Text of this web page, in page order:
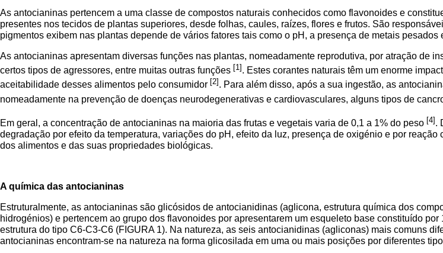
As antocianinas pertencem a uma classe de compostos naturais conhecidos como flavonoides e
presentes nos tecidos de plantas superiores, desde folhas, caules, raízes, flores e frutos. São
pigmentos exibem nas plantas depende de vários fatores tais como o pH, a presença de metais
As antocianinas apresentam diversas funções nas plantas, nomeadamente reprodutiva, por atração de
certos tipos de agressores, entre muitas outras funções [1] . Estes corantes naturais têm um enorme
aceitabilidade desses alimentos pelo consumidor [2] . Para além disso, após a sua ingestão, as
nomeadamente na prevenção de doenças neurodegenerativas e cardiovasculares, alguns tipos de
Em geral, a concentração de antocianinas na maioria das frutas e vegetais varia de 0,1 a 1% do peso [4] .
degradação por efeito da temperatura, variações do pH, efeito da luz, presença de oxigénio e por
dos alimentos e das suas propriedades biológicas.
A química das antocianinas
Estruturalmente, as antocianinas são glicósidos de antocianidinas (aglicona, estrutura química dos
hidrogénios) e pertencem ao grupo dos flavonoides por apresentarem um esqueleto base constituído
estrutura do tipo C6-C3-C6 (FIGURA 1). Na natureza, as seis antocianidinas (agliconas) mais comuns
antocianinas encontram-se na natureza na forma glicosilada em uma ou mais posições por diferentes